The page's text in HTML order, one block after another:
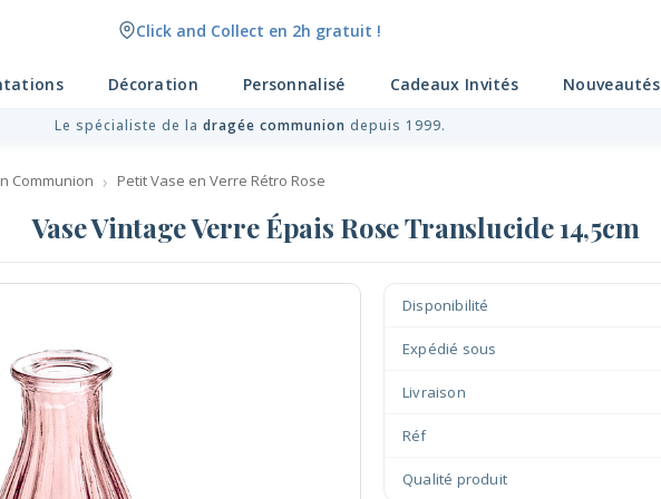
Click and Collect en 2h gratuit !
Livraison point relais gratuit dès 89 € !
Décoration Personnalisé Cadeaux Invités Nouveautés
Le spécialiste de la dragée communion depuis 1999.
Communion Petit Vase en Verre Rétro Rose
Vase Vintage Verre Épais Rose Translucide 14,5cm
Disponibilité
Expédié sous
Livraison
Réf
Qualité produit